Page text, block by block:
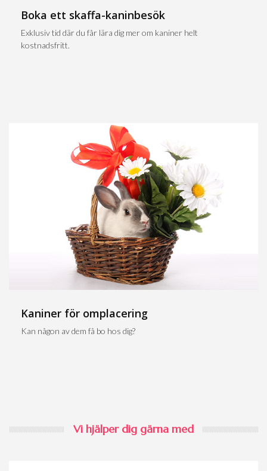
Boka ett skaffa-kaninbesök
Exklusiv tid där du får lära dig mer om kaniner helt
kostnadsfritt.
Kaniner för omplacering
Kan någon av dem få bo hos dig?
Vi hjälper dig gärna med